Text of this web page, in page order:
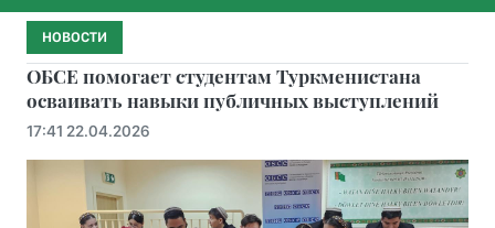
НОВОСТИ
ОБСЕ помогает студентам Туркменистана
осваивать навыки публичных выступлений
17:41 22.04.2026